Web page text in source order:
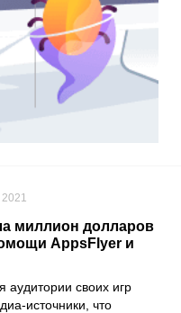
миллион долларов
AppsFlyer и
аудитории своих игр
источники, что